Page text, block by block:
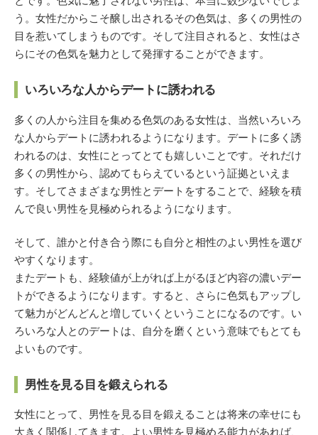
う。女性だからこそ醸し出されるその色気は、多くの男性の
目を惹いてしまうものです。そして注目されると、女性はさ
らにその色気を魅力として発揮することができます。
いろいろな人からデートに誘われる
多くの人から注目を集める色気のある女性は、当然いろいろ
な人からデートに誘われるようになります。デートに多く誘
われるのは、女性にとってとても嬉しいことです。それだけ
多くの男性から、認めてもらえているという証拠といえま
す。そしてさまざまな男性とデートをすることで、経験を積
んで良い男性を見極められるようになります。
そして、誰かと付き合う際にも自分と相性のよい男性を選び
やすくなります。
またデートも、経験値が上がれば上がるほど内容の濃いデー
トができるようになります。すると、さらに色気もアップし
て魅力がどんどんと増していくということになるのです。い
ろいろな人とのデートは、自分を磨くという意味でもとても
よいものです。
男性を見る目を鍛えられる
女性にとって、男性を見る目を鍛えることは将来の幸せにも
大きく関係してきます。よい男性を見極める能力があれば、